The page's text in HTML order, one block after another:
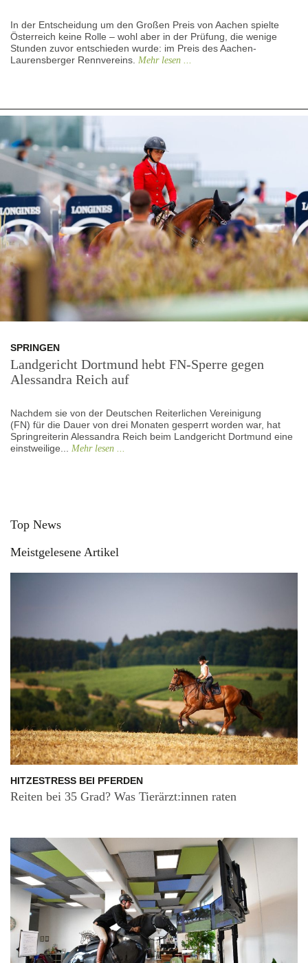
In der Entscheidung um den Großen Preis von Aachen spielte
Österreich keine Rolle – wohl aber in der Prüfung, die wenige
Stunden zuvor entschieden wurde: im Preis des Aachen-
Laurensberger Rennvereins. Mehr lesen ...
SPRINGEN
Landgericht Dortmund hebt FN-Sperre gegen
Alessandra Reich auf
Nachdem sie von der Deutschen Reiterlichen Vereinigung
(FN) für die Dauer von drei Monaten gesperrt worden war, hat
Springreiterin Alessandra Reich beim Landgericht Dortmund eine
einstweilige... Mehr lesen ...
Top News
Meistgelesene Artikel
HITZESTRESS BEI PFERDEN
Reiten bei 35 Grad? Was Tierärzt:innen raten